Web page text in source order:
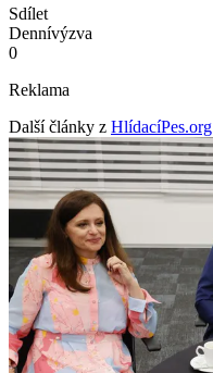
Sdílet
Dennívýzva
0
Reklama
Další články z HlídacíPes.org